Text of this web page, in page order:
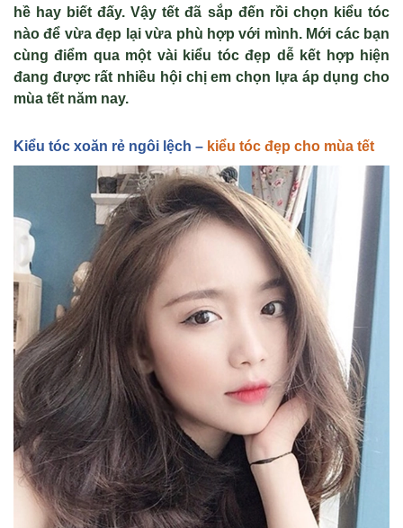
hề hay biết đấy. Vậy tết đã sắp đến rồi chọn kiểu tóc
nào để vừa đẹp lại vừa phù hợp với mình. Mới các bạn
cùng điểm qua một vài kiểu tóc đẹp dễ kết hợp hiện
đang được rất nhiều hội chị em chọn lựa áp dụng cho
mùa tết năm nay.
Kiểu tóc xoăn rẻ ngôi l ệch – kiểu tóc đẹp cho mùa tết